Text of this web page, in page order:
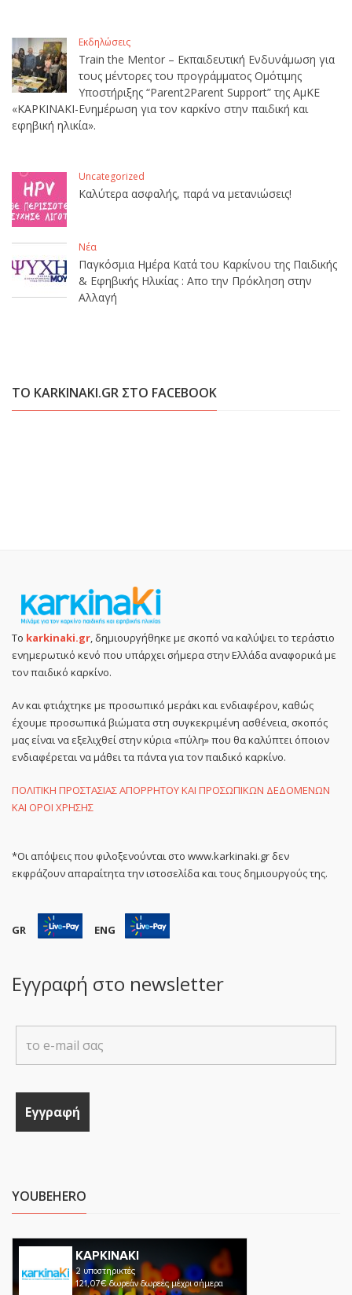
Εκδηλώσεις
Train the Mentor – Εκπαιδευτική Ενδυνάμωση για
τους μέντορες του προγράμματος Ομότιμης
Υποστήριξης “Parent2Parent Support” της ΑμΚΕ
«ΚΑΡΚΙΝΑΚΙ-Ενημέρωση για τον καρκίνο στην παιδική και
εφηβική ηλικία».
Uncategorized
Καλύτερα ασφαλής, παρά να μετανιώσεις!
Νέα
Παγκόσμια Ημέρα Κατά του Καρκίνου της Παιδικής
& Εφηβικής Ηλικίας : Απο την Πρόκληση στην
Αλλαγή
ΤΟ KARKINAKI.GR ΣΤΟ FACEBOOK
Το karkinaki.gr, δημιουργήθηκε με σκοπό να καλύψει το τεράστιο
ενημερωτικό κενό που υπάρχει σήμερα στην Ελλάδα αναφορικά με
τον παιδικό καρκίνο.
Αν και φτιάχτηκε με προσωπικό μεράκι και ενδιαφέρον, καθώς
έχουμε προσωπικά βιώματα στη συγκεκριμένη ασθένεια, σκοπός
μας είναι να εξελιχθεί στην κύρια «πύλη» που θα καλύπτει όποιον
ενδιαφέρεται να μάθει τα πάντα για τον παιδικό καρκίνο.
ΠΟΛΙΤΙΚΗ ΠΡΟΣΤΑΣΙΑΣ ΑΠΟΡΡΗΤΟΥ ΚΑΙ ΠΡΟΣΩΠΙΚΩΝ ΔΕΔΟΜΕΝΩΝ
ΚΑΙ ΟΡΟΙ ΧΡΗΣΗΣ
*Οι απόψεις που φιλοξενούνται στο www.karkinaki.gr δεν
εκφράζουν απαραίτητα την ιστοσελίδα και τους δημιουργούς της.
GR ENG
Εγγραφή στο newsletter
YOUBEHERO